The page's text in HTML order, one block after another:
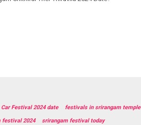
Car Festival 2024 date
festivals in srirangam temple
festival 2024
srirangam festival today